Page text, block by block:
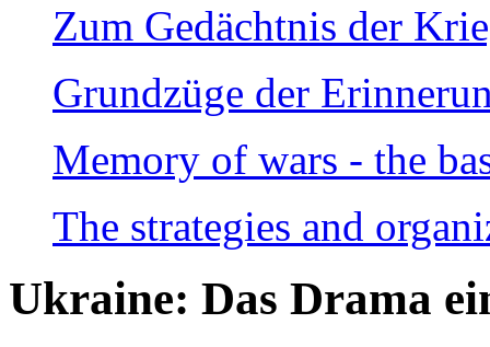
Zum Gedächtnis der
Grundzüge der
Memory of wars - the
The strategies and
Ukraine: Das Drama